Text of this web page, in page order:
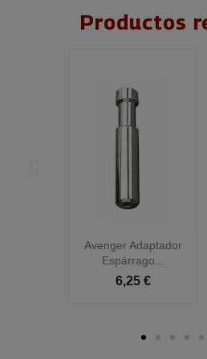
Productos
Avenger Adaptador
Espárrago...
6,25 €